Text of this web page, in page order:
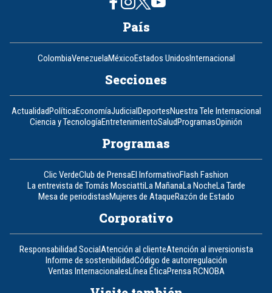
País
ColombiaVenezuelaMéxicoEstados UnidosInternacional
Secciones
ActualidadPolíticaEconomíaJudicialDeportesNuestra Tele Internacional
Ciencia y TecnologíaEntretenimientoSaludProgramasOpinión
Programas
Clic VerdeClub de PrensaEl InformativoFlash Fashion
La entrevista de Tomás MosciattiLa MañanaLa NocheLa Tarde
Mesa de periodistasMujeres de AtaqueRazón de Estado
Corporativo
Responsabilidad SocialAtención al clienteAtención al inversionista
Informe de sostenibilidadCódigo de autorregulación
Ventas InternacionalesLínea ÉticaPrensa RCNOBA